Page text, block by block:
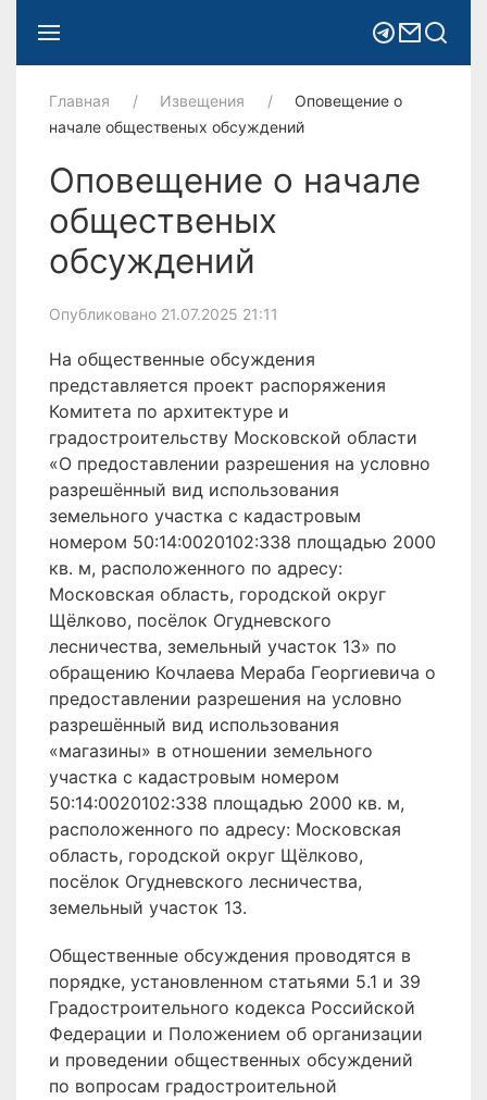
Главная Извещения
Оповещение о
начале общественых обсуждений
Оповещение о начале
общественых
обсуждений
Опубликовано 21.07.2025 21:11
На общественные обсуждения
представляется проект распоряжения
Комитета по архитектуре и
градостроительству Московской области
«О предоставлении разрешения на условно
разрешённый вид использования
земельного участка с кадастровым
номером 50:14:0020102:338 площадью 2000
кв. м, расположенного по адресу:
Московская область, городской округ
Щёлково, посёлок Огудневского
лесничества, земельный участок 13» по
обращению Кочлаева Мераба Георгиевича о
предоставлении разрешения на условно
разрешённый вид использования
«магазины» в отношении земельного
участка с кадастровым номером
50:14:0020102:338 площадью 2000 кв. м,
расположенного по адресу: Московская
область, городской округ Щёлково,
посёлок Огудневского лесничества,
земельный участок 13.
Общественные обсуждения проводятся в
порядке, установленном статьями 5.1 и 39
Градостроительного кодекса Российской
Федерации и Положением об организации
и проведении общественных обсуждений
по вопросам градостроительной